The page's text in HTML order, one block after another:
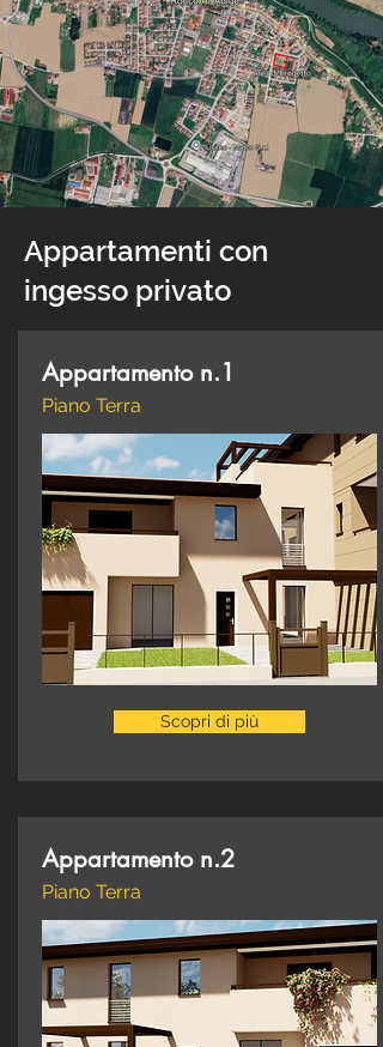
Appartamenti con
ingesso privato
Appartamento n.1
Piano Terra
Scopri di più
Appartamento n.2
Piano Terra